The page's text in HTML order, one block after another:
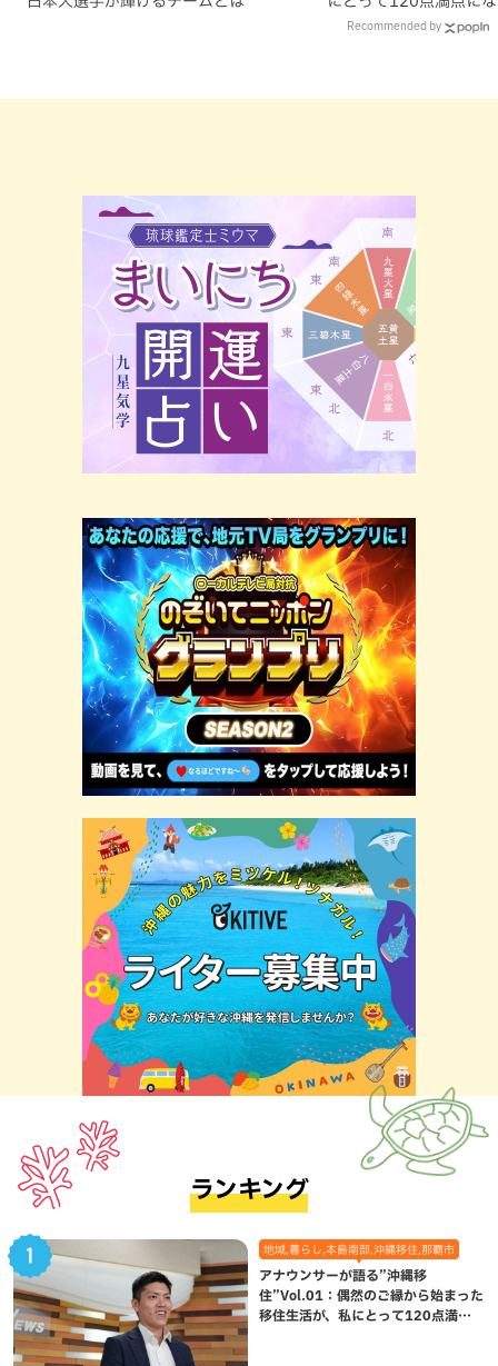
Recommended by
ランキング
地域,暮らし,本島南部,沖縄移住,那覇市
アナウンサーが語る”沖縄移
住”Vol.01：偶然のご縁から始まった
移住生活が、私にとって120点満点